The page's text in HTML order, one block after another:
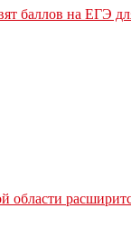
баллов на ЕГЭ
области